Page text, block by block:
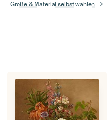
Größe & Material selbst wählen